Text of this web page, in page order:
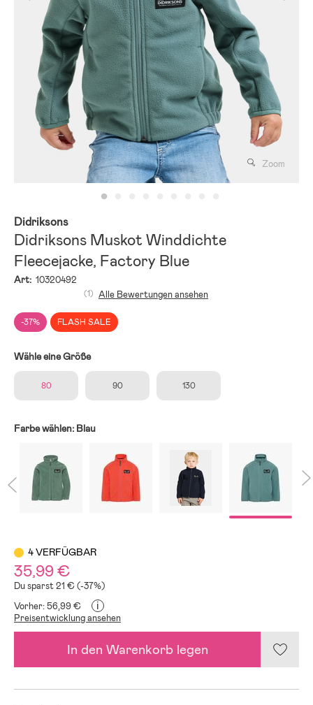
Zoom
Didriksons
Didriksons Muskot Winddichte
Fleecejacke, Factory Blue
Art: 10320492
-37% FLASH SALE
(1) Alle Bewertungen ansehen
Wähle eine Größe
80 90 130
Farbe wählen: Blau
4 VERFÜGBAR
35,99 €
Du sparst 21 € (-37%)
Vorher: 56,99 €
i
Preisentwicklung ansehen
In den Warenkorb legen